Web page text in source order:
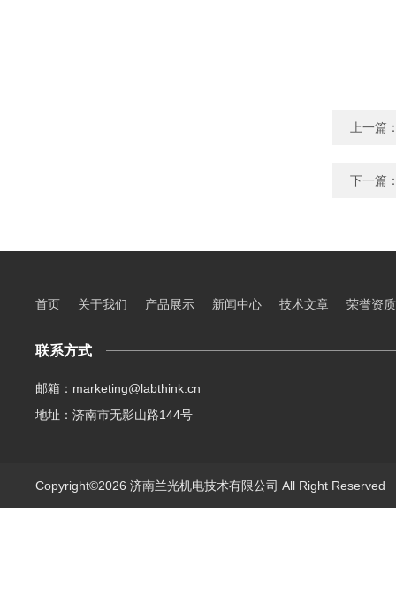
上一篇
下一篇
首页 关于我们 产品展示 新闻中心 技术文章 荣誉资质
联系方式
邮箱：marketing@labthink.cn
地址：济南市无影山路144号
Copyright©2026 济南兰光机电技术有限公司 All Right